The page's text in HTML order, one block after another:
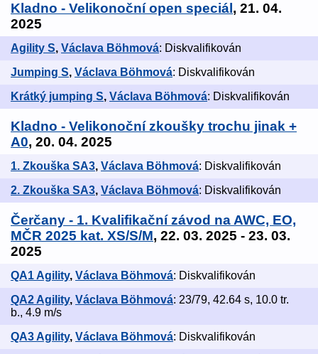
Kladno - Velikonoční open speciál , 21. 04.
2025
Agility S, Václava Böhmová: Diskvalifikován
Jumping S, Václava Böhmová: Diskvalifikován
Krátký jumping S, Václava Böhmová: Diskvalifikován
Kladno - Velikonoční zkoušky trochu jinak +
A0, 20. 04. 2025
1. Zkouška SA3, Václava Böhmová: Diskvalifikován
2. Zkouška SA3, Václava Böhmová: Diskvalifikován
Čerčany - 1. Kvalifikační závod na AWC, EO,
MČR 2025 kat. XS/S/M, 22. 03. 2025 - 23. 03.
2025
QA1 Agility, Václava Böhmová: Diskvalifikován
QA2 Agility, Václava Böhmová: 23/79, 42.64 s, 10.0 tr.
b., 4.9 m/s
QA3 Agility, Václava Böhmová: Diskvalifikován